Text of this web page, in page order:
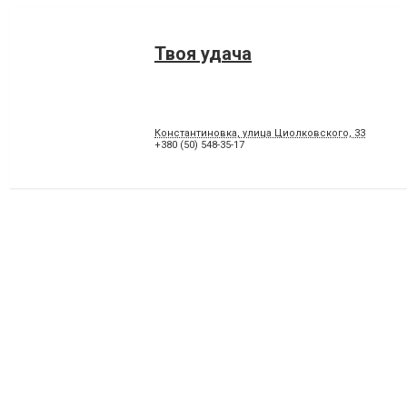
Твоя удача
Константиновка, улица Циолковского, 33
+380 (50) 548-35-17